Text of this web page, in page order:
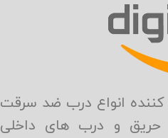
انواع درب ضد سرقت
و درب های داخلی